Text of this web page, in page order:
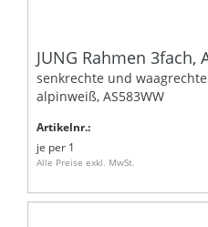
JUNG Rahmen 3fach,
senkrechte und
alpinweiß, AS583WW
Artikelnr.:
je per 1
Alle Preise exkl. MwSt.